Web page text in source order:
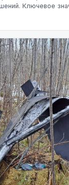
Ключевое